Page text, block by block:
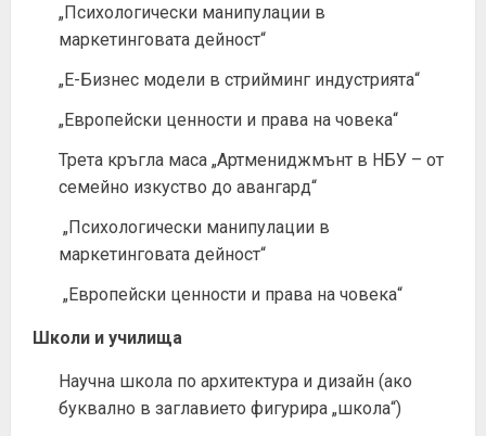
„Психологически манипулации в
маркетинговата дейност“
„Е-Бизнес модели в стрийминг индустрията“
„Европейски ценности и права на човека“
Трета кръгла маса „Артмениджмънт в НБУ – от
семейно изкуство до авангард“
„Психологически манипулации в
маркетинговата дейност“
„Европейски ценности и права на човека“
Школи и училища
Научна школа по архитектура и дизайн (ако
буквално в заглавието фигурира „школа“)